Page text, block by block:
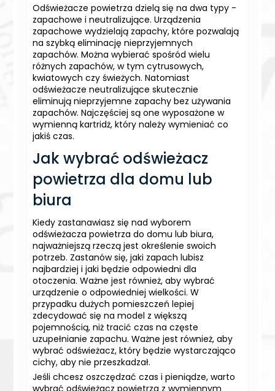
Odświeżacze powietrza dzielą się na dwa typy -
zapachowe i neutralizujące. Urządzenia
zapachowe wydzielają zapachy, które pozwalają
na szybką eliminację nieprzyjemnych
zapachów. Można wybierać spośród wielu
różnych zapachów, w tym cytrusowych,
kwiatowych czy świeżych. Natomiast
odświeżacze neutralizujące skutecznie
eliminują nieprzyjemne zapachy bez używania
zapachów. Najczęściej są one wyposażone w
wymienną kartridż, który należy wymieniać co
jakiś czas.
Jak wybrać odświeżacz
powietrza dla domu lub
biura
Kiedy zastanawiasz się nad wyborem
odświeżacza powietrza do domu lub biura,
najważniejszą rzeczą jest określenie swoich
potrzeb. Zastanów się, jaki zapach lubisz
najbardziej i jaki będzie odpowiedni dla
otoczenia. Ważne jest również, aby wybrać
urządzenie o odpowiedniej wielkości. W
przypadku dużych pomieszczeń lepiej
zdecydować się na model z większą
pojemnością, niż tracić czas na częste
uzupełnianie zapachu. Ważne jest również, aby
wybrać odświeżacz, który będzie wystarczająco
cichy, aby nie przeszkadzał.
Jeśli chcesz oszczędzać czas i pieniądze, warto